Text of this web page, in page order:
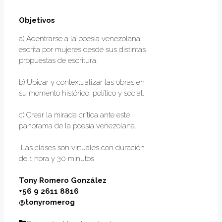
Objetivos
a) Adentrarse a la poesía venezolana
escrita por mujeres desde sus distintas
propuestas de escritura.
b) Ubicar y contextualizar las obras en
su momento histórico, político y social.
c) Crear la mirada crítica ante este
panorama de la poesía venezolana.
Las clases son virtuales con duración
de 1 hora y 30 minutos.
Tony Romero González
+56 9 2611 8816
@tonyromerog